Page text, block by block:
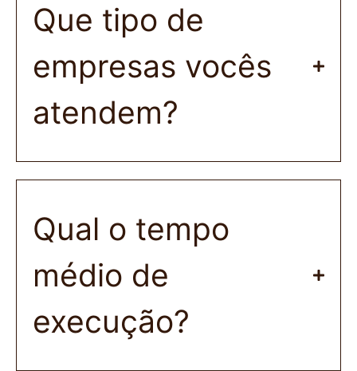
Que tipo de
empresas vocês
atendem?
Qual o tempo
médio de
execução?